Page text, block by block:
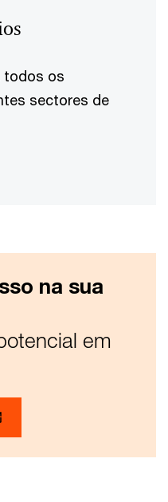
todos os
sectores de
na sua
em